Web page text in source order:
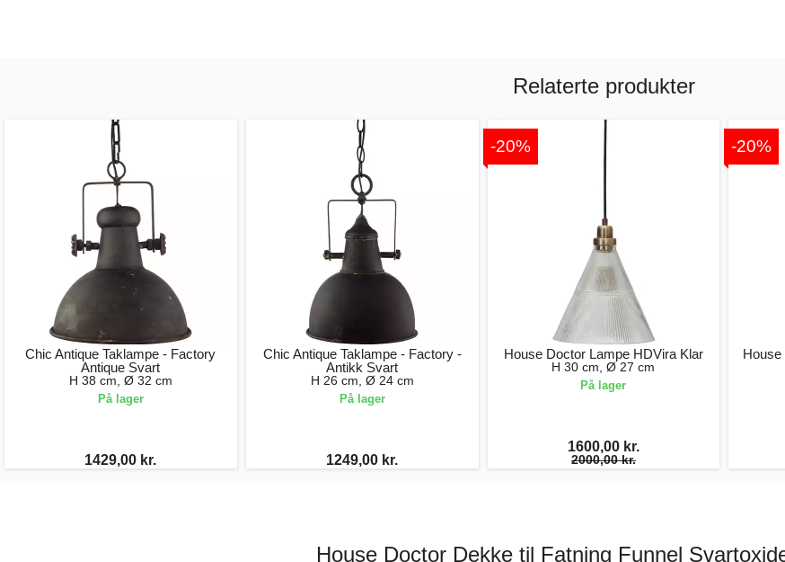
Relaterte produkter
Chic Antique Taklampe - Factory
Antique Svart
H 38 cm, Ø 32 cm
På lager
1429,00 kr.
Chic Antique Taklampe - Factory -
Antikk Svart
H 26 cm, Ø 24 cm
På lager
1249,00 kr.
-20%
House Doctor Lampe HDVira Klar
H 30 cm, Ø 27 cm
På lager
1600,00 kr.
2000,00 kr.
-20%
House Doctor Dekke til Fatning Funnel